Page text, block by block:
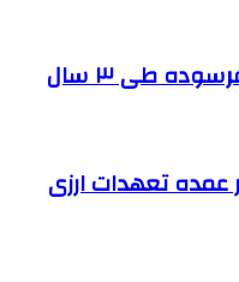
عمده تعهدات ارزی